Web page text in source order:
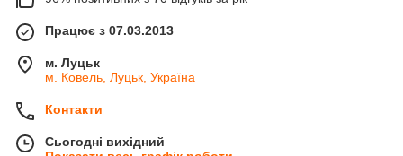
Працює з 07.03.2013
м. Луцьк
м. Ковель, Луцьк, Україна
Контакти
Сьогодні вихідний